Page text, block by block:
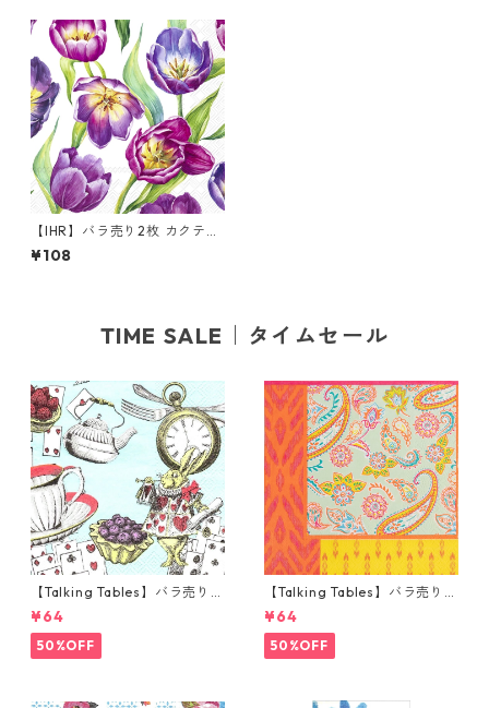
【IHR】バラ売り2枚 カクテル
サイズ ペーパーナプキン TULI
P MEADOW ホワイト
¥108
TIME SALE｜タイムセール
【Talking Tables】バラ売り1
枚 カクテルサイズ ペーパーナ
プキン Alice in Wonderland
ブルー
¥64
50%OFF
【Talking Tables】バラ売り1
枚 ランチサイズ ペーパーナプ
キン Paisley Print Boho オレ
ンジ
¥64
50%OFF